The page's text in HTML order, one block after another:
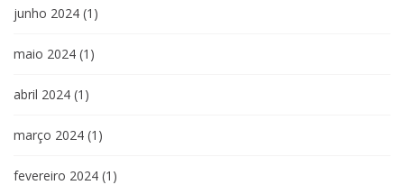
junho 2024 (1)
maio 2024 (1)
abril 2024 (1)
março 2024 (1)
fevereiro 2024 (1)